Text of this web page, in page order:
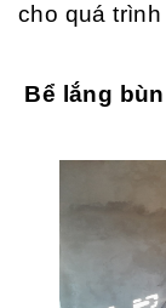
cho quá
Bể lắng